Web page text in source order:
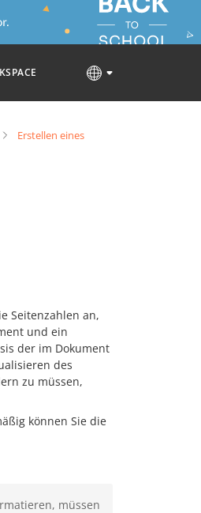
Erstellen eines
Seitenzahlen an,
und ein
der im Dokument
des
zu müssen,
können Sie die
müssen